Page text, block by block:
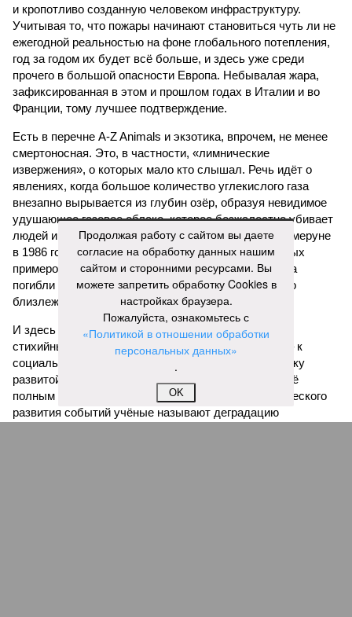
и кропотливо созданную человеком инфраструктуру.
Учитывая то, что пожары начинают становиться чуть ли не
ежегодной реальностью на фоне глобального потепления,
год за годом их будет всё больше, и здесь уже среди
прочего в большой опасности Европа. Небывалая жара,
зафиксированная в этом и прошлом годах в Италии и во
Франции, тому лучшее подтверждение.
Есть в перечне A-Z Animals и экзотика, впрочем, не менее
смертоносная. Это, в частности, «лимнические
извержения», о которых мало кто слышал. Речь идёт о
явлениях, когда большое количество углекислого газа
внезапно вырывается из глубин озёр, образуя невидимое
удушающее газовое облако, которое безжалостно убивает
людей и животных. Катастрофа на озере Ньос в Камеруне
в 1986 году остаётся одним из наиболее чудовищных
примеров: более 1700 человек и тысячи голов скота
погибли из-за внезапного выброса CO₂, накрывшего
близлежащие деревни.
И здесь мы плавно подходим к тому, чем все эти
стихийные бедствия могут закончиться. А именно – к
социальному коллапсу, то есть фактическому упадку
развитой цивилизации, зачастую с последующим её
полным уничтожением. Среди причин такого трагического
развития событий учёные называют деградацию
Продолжая работу с сайтом вы даете
согласие на обработку данных нашим
сайтом и сторонними ресурсами. Вы
можете запретить обработку Cookies в
настройках браузера.
Пожалуйста, ознакомьтесь с
«Политикой в отношении обработки
персональных данных»
.
OK